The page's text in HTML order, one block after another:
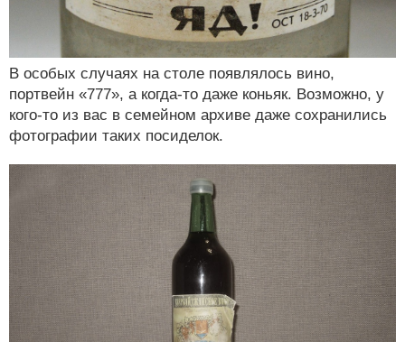
В особых случаях на столе появлялось вино,
портвейн «777», а когда-то даже коньяк. Возможно, у
кого-то из вас в семейном архиве даже сохранились
фотографии таких посиделок.